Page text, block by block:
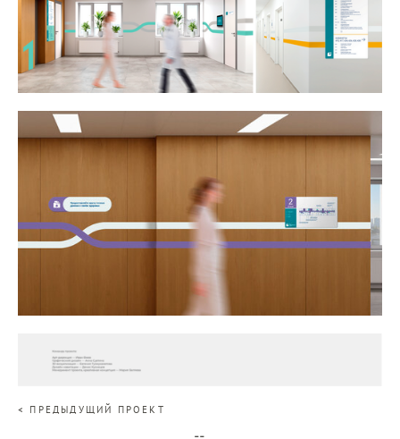
< ПРЕДЫДУЩИЙ ПРОЕКТ